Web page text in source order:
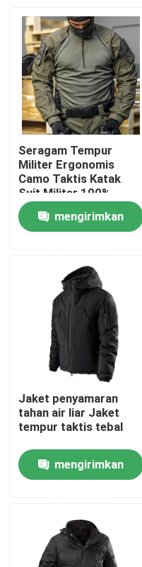
Rumah
Produk
Tentang kami
Kontrol kualitas
Hubungi kami
Permintaan Penawaran
Armor Balistik Militer
Seragam Tempur
Militer Ergonomis
Camo Taktis Katak
Suit Militer 100%
Polyester Tubuh
mengirimkan
Jaket penyamaran
tahan air liar Jaket
tempur taktis tebal
mengirimkan